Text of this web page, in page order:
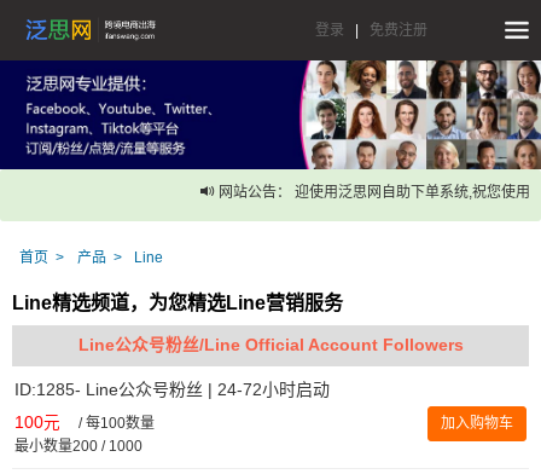
登录 免费注册
网站公告： 迎使用泛思网自助下单系统,祝您使用愉
首页 产品 Line
Line精选频道，为您精选Line营销服务
Line公众号粉丝/Line Official Account Followers
ID:1285- Line公众号粉丝 | 24-72小时启动
100元 /每100数量
最小数量200 / 1000
加入购物车